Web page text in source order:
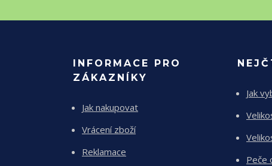
INFORMACE PRO
ZÁKAZNÍKY
Jak nakupovat
Vrácení zboží
Reklamace
Jak
Peče